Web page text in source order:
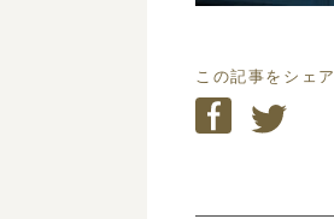
この記事をシェア